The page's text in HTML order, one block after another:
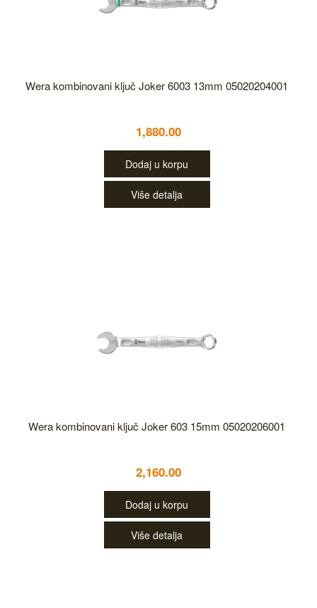
Wera kombinovani ključ Joker 6003 13mm 05020204001
1,880.00
Dodaj u korpu
Više detalja
Wera kombinovani ključ Joker 603 15mm 05020206001
2,160.00
Dodaj u korpu
Više detalja